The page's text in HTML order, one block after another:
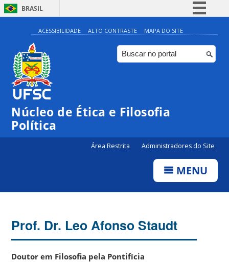
BRASIL
Simplifique!
Comunica BR
Participe
Canais
ACESSIBILIDADE ALTO CONTRASTE MAPA DO SITE
Núcleo de Ética e Filosofia
Política
Área Restrita Administradores do Site
MENU
Prof. Dr. Leo Afonso Staudt
Doutor em Filosofia pela Pontifícia